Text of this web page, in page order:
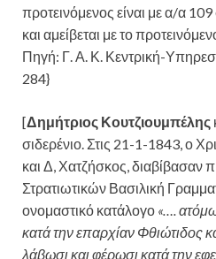
προτεινόμενος είναι με α/α
και αμείβεται με το
Πηγή: Γ. Α. Κ. Κεντρική-
284}
[Δημήτριος Κουτζιουμπέλης
σιδερένιο. Στις 21-1-1843, ο
και Δ, Χατζήσκος, διαβίβασαν
Στρατιωτικών Βασιλική
ονομαστικό κατάλογο «….
κατά την επαρχίαν Φθιώτιδος
λάβωσι και φέρωσι κατά την